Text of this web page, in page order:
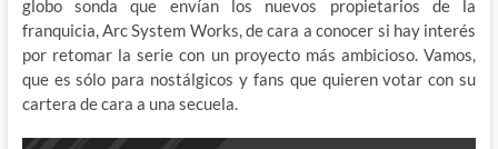
globo sonda que envían los nuevos propietarios de la
franquicia, Arc System Works, de cara a conocer si hay interés
por retomar la serie con un proyecto más ambicioso. Vamos,
que es sólo para nostálgicos y fans que quieren votar con su
cartera de cara a una secuela.